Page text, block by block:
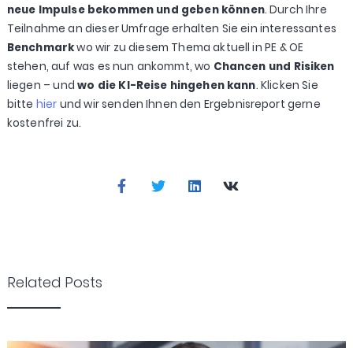
neue Impulse bekommen und geben können. Durch Ihre
Teilnahme an dieser Umfrage erhalten Sie ein interessantes
Benchmarkwo wir zu diesem Thema aktuell in PE & OE
stehen, auf was es nun ankommt, wo Chancen und Risiken
liegen – undwo die KI-Reise hingehen kann. Klicken Sie
bitte hier und wir senden Ihnen den Ergebnisreport gerne
kostenfrei zu.
Related Posts